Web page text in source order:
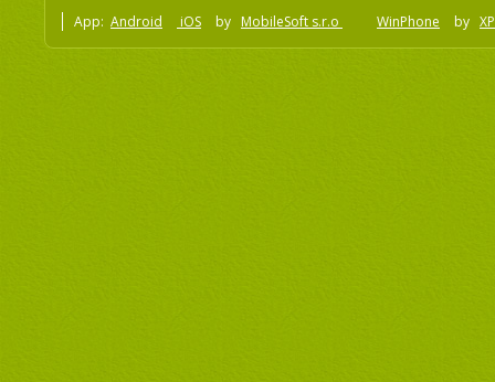
App: Android iOS by MobileSoft s.r.o WinPhone by